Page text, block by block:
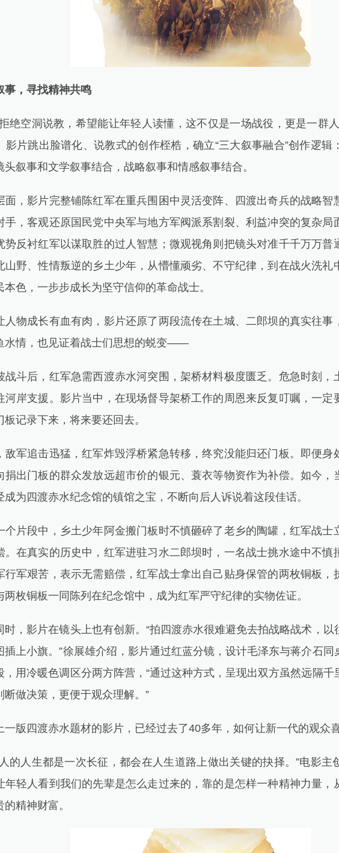
事，寻找精神共鸣
空洞说教，希望能让年轻人读懂，这不仅是一场战役，更是一群人
影片跳出脸谱化、说教式的创作桎梏，确立“三大叙事融合”创作逻辑
头叙事和文学叙事结合，战略叙事和情感叙事结合。
影片完整铺陈红军在重兵围困中灵活变阵、四渡出奇兵的战略智
手，客观还原国民党中央军与地方军阀派系割裂、利益冲突的复杂局
势反衬红军以谋取胜的过人智慧；微观视角则把镜头对准千千万万普
山野、性情叛逆的乡土少年，从懵懂顽劣、不守纪律，到在战火洗礼
本色，一步步成长为坚守信仰的革命战士。
成长有血有肉，影片还原了两段流传在土城、二郎坝的真实往事
水情，也见证着战士们思想的蜕变——
后，红军急需西渡赤水河突围，架桥材料极度匮乏。危急时刻，
河岸支援。影片当中，在现场督导架桥工作的周恩来反复叮嘱，一定
板记录下来，将来要还回去。
追击迅猛，红军炸毁浮桥紧急转移，终究没能归还门板。即便身
捐出门板的群众发放远超市价的银元、蓑衣等物资作为补偿。如今，
成为四渡赤水纪念馆的镇馆之宝，不断向后人诉说着这段佳话。
段中，乡土少年阿金搬门板时不慎砸碎了老乡的陶罐，红军战士
。在真实的历史中，红军进驻习水二郎坝时，一名战士挑水途中不慎
行军艰苦，表示无需赔偿，红军战士拿出自己贴身保管的两枚铜板，
两枚铜板一同陈列在纪念馆中，成为红军严守纪律的实物佐证。
影片在镜头上也有创新。“拍四渡赤水很难避免去拍战略战术，以
插上小旗。”徐展雄介绍，影片通过红蓝分镜，设计毛泽东与蒋介石同
，用冷暖色调区分两方阵营，“通过这种方式，呈现出双方虽然远隔千
断做决策，更便于观众理解。”
四渡赤水题材的影片，已经过去了40多年，如何让新一代的观众
人生都是一次长征，都会在人生道路上做出关键的抉择。”电影主
年轻人看到我们的先辈是怎么走过来的，靠的是怎样一种精神力量，
精神财富。